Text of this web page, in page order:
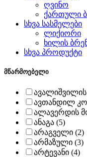
ღვინო
ქართული
სხვა სასმელები
ლიქიორი
ხილის
სხვა პროდუქტი
მწარმოებელი
ავალიშვილის
ავთანდილ
ალავერდის
ანაგა (5)
არაგველი (2)
არმაზული (3)
არტევანი (4)